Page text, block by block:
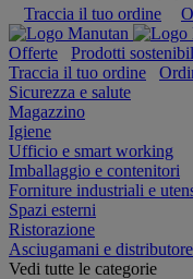
Traccia il tuo ordine
Offerte Prodotti
Traccia il tuo ordine
Sicurezza e salute
Magazzino
Igiene
Ufficio e smart working
Imballaggio e contenitori
Forniture industriali e
Spazi esterni
Ristorazione
Asciugamani e
Vedi tutte le categorie